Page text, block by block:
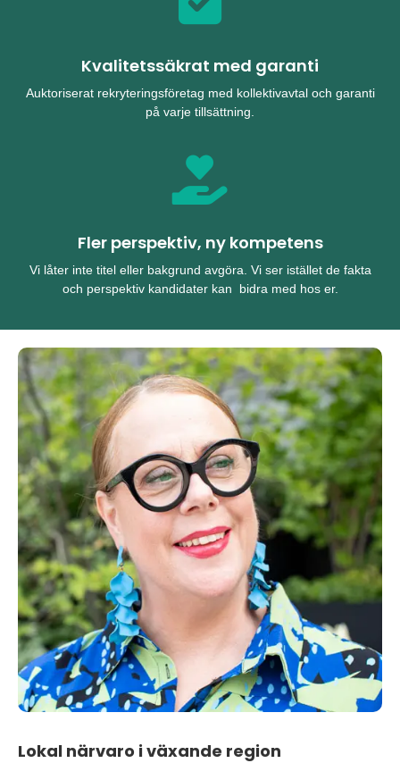
Kvalitetssäkrat med garanti
Auktoriserat rekryteringsföretag med kollektivavtal och garanti
på varje tillsättning.
Fler perspektiv, ny kompetens
Vi låter inte titel eller bakgrund avgöra. Vi ser istället de fakta
och perspektiv kandidater kan bidra med hos er.
Lokal närvaro i växande region